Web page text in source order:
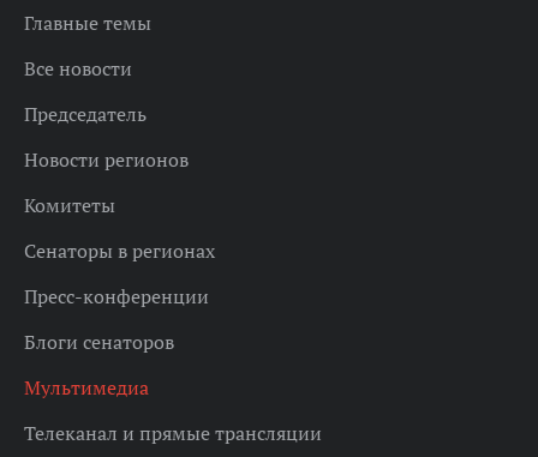
Главные темы
Все новости
Председатель
Новости регионов
Комитеты
Сенаторы в регионах
Пресс-конференции
Блоги сенаторов
Мультимедиа
Телеканал и прямые трансляции